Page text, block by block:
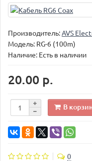
Производитель:AVS
Модель: RG-6 (100m)
Наличие: Есть в наличии
20.00 р.
В
0